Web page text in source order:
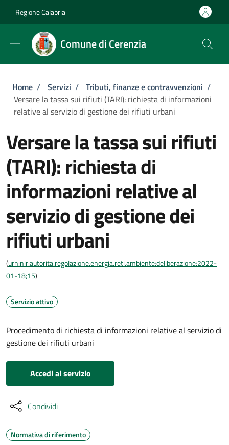
Regione Calabria
Comune di Cerenzia
Briciole di pane
Home / Servizi / Tributi, finanze e contravvenzioni /
Versare la tassa sui rifiuti (TARI): richiesta di informazioni
relative al servizio di gestione dei rifiuti urbani
Versare la tassa sui rifiuti
(TARI): richiesta di
informazioni relative al
servizio di gestione dei
rifiuti urbani
(urn:nir:autorita.regolazione.energia.reti.ambiente:deliberazione:2022-
01-18;15)
Servizio attivo
Procedimento di richiesta di informazioni relative al servizio di
gestione dei rifiuti urbani
Accedi al servizio
Condividi
Normativa di riferimento